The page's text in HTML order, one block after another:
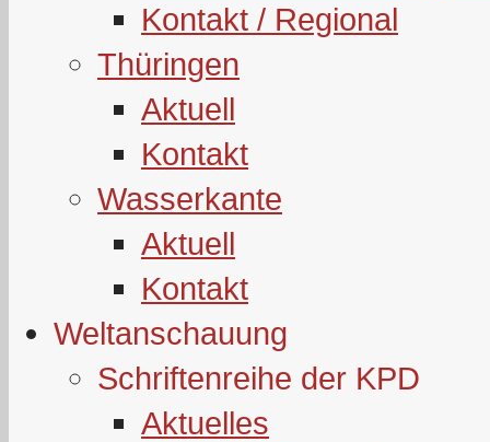
Kontakt / Regional
Thüringen
Aktuell
Kontakt
Wasserkante
Aktuell
Kontakt
Weltanschauung
Schriftenreihe der KPD
Aktuelles